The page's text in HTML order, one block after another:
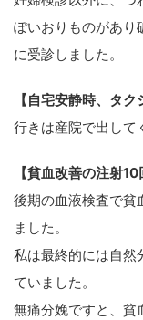
ぽいおりものがあり
に受診しました。
【自宅安静時、タ
行きは産院で出して
【貧血改善の注射
後期の血液検査で貧
ました。
私は最終的には自然
ていました。
無痛分娩ですと、貧